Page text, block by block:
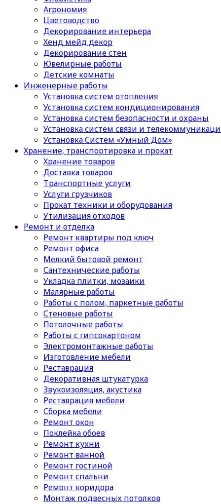
Агрономия
Цветоводство
Декорирование интерьера
Хенд мейд декор
Декорирование стен
Ювелирные работы
Детские комнаты
Инженерные работы
Установка систем отопления
Установка систем кондиционирования
Установка систем безопасности и охраны
Установка систем связи и
Установка Систем «Умный Дом»
Хранение, транспортировка и прокат
Хранение товаров
Доставка товаров
Транспортные услуги
Услуги грузчиков
Прокат техники и оборудования
Утилизация отходов
Ремонт и отделка
Ремонт квартиры под ключ
Ремонт офиса
Мелкий бытовой ремонт
Сантехнические работы
Укладка плитки, мозаики
Малярные работы
Работы с полом, паркетные работы
Стеновые работы
Потолочные работы
Работы с гипсокартоном
Электромонтажные работы
Изготовление мебели
Реставрация
Декоративная штукатурка
Звукоизоляция, акустика
Реставрация мебели
Сборка мебели
Ремонт окон
Поклейка обоев
Ремонт кухни
Ремонт ванной
Ремонт гостиной
Ремонт спальни
Ремонт коридора
Монтаж подвесных потолков